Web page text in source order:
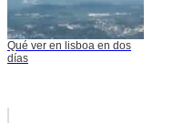
Qué ver en lisboa en dos
días